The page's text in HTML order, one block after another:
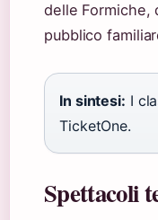
delle Formiche,
pubblico
In sintesi: I
TicketOne.
Spettacoli